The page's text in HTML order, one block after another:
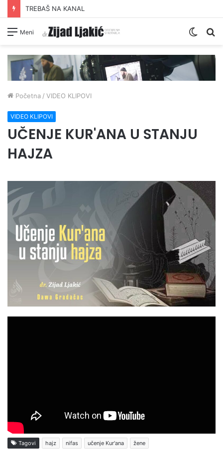
TREBAŠ NA KANAL
Meni
Switch
Početna / VIDEO KLIPOVI
VIDEO KLIPOVI
UČENJE KUR'ANA U STANJU
HAJZA
Tagovi hajz nifas učenje Kur'ana žene